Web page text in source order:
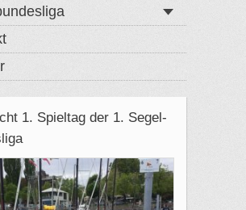
1. Spieltag der 1. Segel-